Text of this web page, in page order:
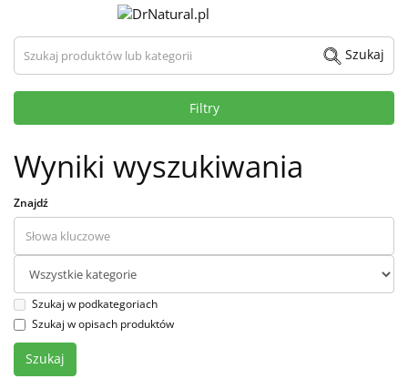
Szukaj produktów lub kategorii Szukaj
Filtry
Wyniki wyszukiwania
Znajdź
Szukaj w podkategoriach
Szukaj w opisach produktów